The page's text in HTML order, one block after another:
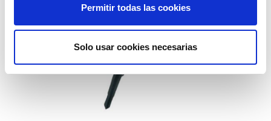
Permitir todas las cookies
Solo usar cookies necesarias